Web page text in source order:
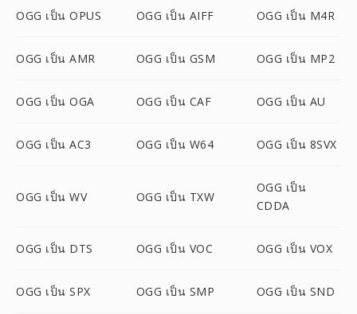
OGG เป็น OPUS OGG เป็น AIFF OGG เป็น M4R
OGG เป็น AMR OGG เป็น GSM OGG เป็น MP2
OGG เป็น OGA OGG เป็น CAF OGG เป็น AU
OGG เป็น AC3 OGG เป็น W64 OGG เป็น 8SVX
OGG เป็น WV OGG เป็น TXW
OGG เป็น
CDDA
OGG เป็น DTS OGG เป็น VOC OGG เป็น VOX
OGG เป็น SPX OGG เป็น SMP OGG เป็น SND